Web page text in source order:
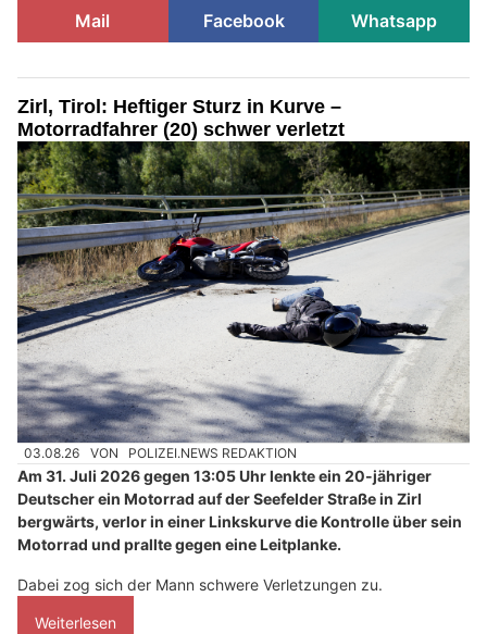
Mail
Facebook Whatsapp
Zirl, Tirol: Heftiger Sturz in Kurve –
Motorradfahrer (20) schwer verletzt
03.08.26 VON POLIZEI.NEWS REDAKTION
Am 31. Juli 2026 gegen 13:05 Uhr lenkte ein 20-jähriger
Deutscher ein Motorrad auf der Seefelder Straße in Zirl
bergwärts, verlor in einer Linkskurve die Kontrolle über sein
Motorrad und prallte gegen eine Leitplanke.
Dabei zog sich der Mann schwere Verletzungen zu.
Weiterlesen